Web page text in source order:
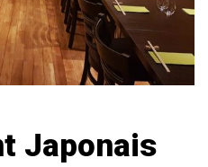
Japonais